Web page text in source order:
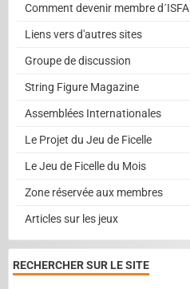
Comment devenir membre d´ISFA
Liens vers d'autres sites
Groupe de discussion
String Figure Magazine
Assemblées Internationales
Le Projet du Jeu de Ficelle
Le Jeu de Ficelle du Mois
Zone réservée aux membres
Articles sur les jeux
RECHERCHER SUR LE SITE